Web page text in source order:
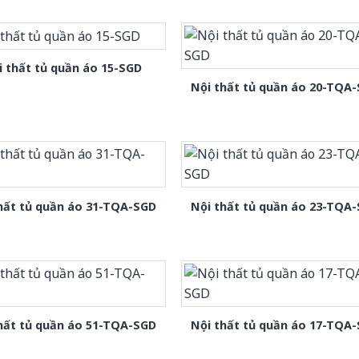
thất tủ quần áo 15-SGD
Nội thất tủ quần áo 20-TQA-
tủ quần áo 31-TQA-SGD Nội thất tủ quần áo 23-TQA-
tủ quần áo 51-TQA-SGD Nội thất tủ quần áo 17-TQA-